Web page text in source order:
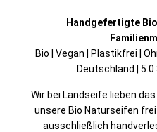
Handgefertigte
Bio | Vegan | Plastikfrei |
Deutschland |
Wir bei Landseife lieben
unsere Bio Naturseifen
ausschließlich